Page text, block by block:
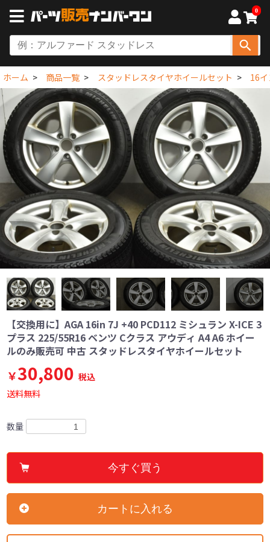
0
ホーム 商品一覧 スタッドレスタイヤホイールセット 16
【交換用に】AGA 16in 7J +40 PCD112 ミシュラン X-ICE 3
プラス 225/55R16 ベンツ Cクラス アウディ A4 A6 ホイー
ルのみ販売可 中古 スタッドレスタイヤホイールセット
￥30,800 税込
送料無料
数量
今すぐ買う
カートに入れる